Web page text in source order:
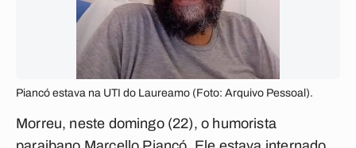
Piancó estava na UTI do Laureamo (Foto: Arquivo Pessoal).
Morreu, neste domingo (22), o humorista